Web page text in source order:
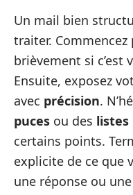
Un mail bien
traiter.
brièvement si c’est
Ensuite, exposez
avec précision.
puces ou des listes
certains points.
explicite de ce que
une réponse ou